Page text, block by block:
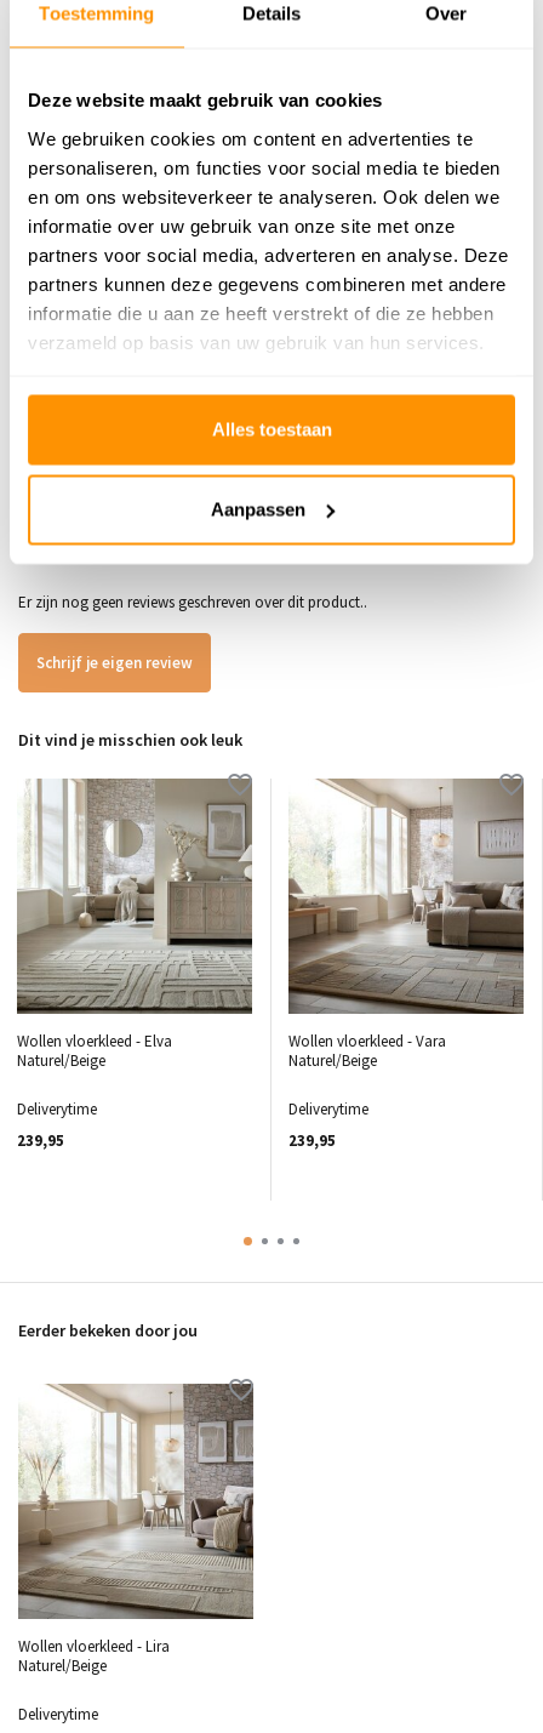
Toestemming Details Over
Deze website maakt gebruik van cookies
We gebruiken cookies om content en advertenties te
personaliseren, om functies voor social media te bieden
en om ons websiteverkeer te analyseren. Ook delen we
informatie over uw gebruik van onze site met onze
partners voor social media, adverteren en analyse. Deze
partners kunnen deze gegevens combineren met andere
informatie die u aan ze heeft verstrekt of die ze hebben
verzameld op basis van uw gebruik van hun services.
Alles toestaan
Aanpassen
239,95
buiten?
Binnen
Anti allergie
Gecertificeerd ✓
0/5 Gemiddelde uit 0 beoordelingen
Er zijn nog geen reviews geschreven over dit product..
Schrijf je eigen review
Dit vind je misschien ook leuk
Wollen vloerkleed - Elva
Naturel/Beige
Deliverytime
239,95
Wollen vloerkleed - Vara
Naturel/Beige
Deliverytime
239,95
Eerder bekeken door jou
Wollen vloerkleed - Lira
Naturel/Beige
Deliverytime